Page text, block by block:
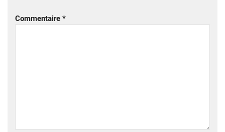
Commentaire *